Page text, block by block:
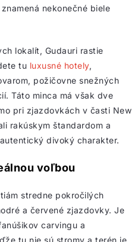
nekonečné biele
lokalít, Gudauri rastie
tu luxusné hotely,
požičovne snežných
Táto minca má však dve
pri zjazdovkách v časti New
rakúskym štandardom a
divoký charakter.
voľbou
stredne pokročilých
a červené zjazdovky. Je
carvingu a